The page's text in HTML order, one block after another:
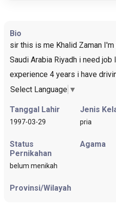
Bio
sir this is me Khalid Zaman
Saudi Arabia Riyadh i need
experience 4 years i have
Select Language ▼
Tanggal Lahir
1997-03-29
Jenis
pria
Status
Pernikahan
belum menikah
Agama
Provinsi/Wilayah